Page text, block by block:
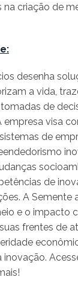
criação de
desenha
a vida,
de
empresa visa
de
de
A Semente
e o impacto
frentes de